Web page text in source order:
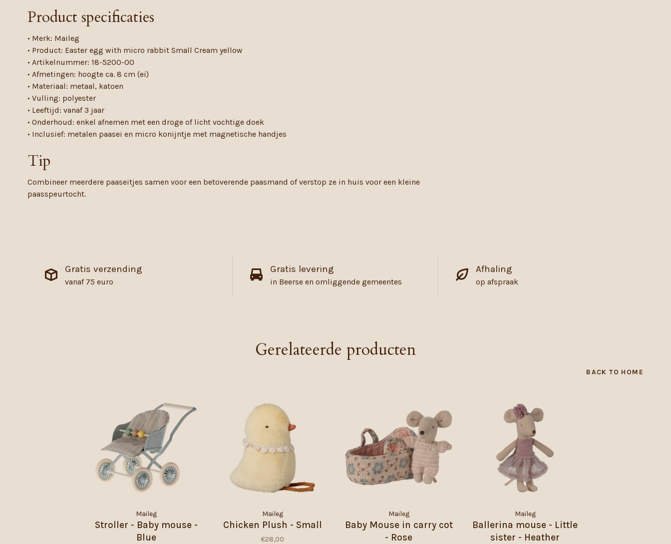
Product specificaties
• Merk: Maileg
• Product: Easter egg with micro rabbit Small Cream yellow
• Artikelnummer: 18-5200-00
• Afmetingen: hoogte ca. 8 cm (ei)
• Materiaal: metaal, katoen
• Vulling: polyester
• Leeftijd: vanaf 3 jaar
• Onderhoud: enkel afnemen met een droge of licht vochtige doek
• Inclusief: metalen paasei en micro konijntje met magnetische handjes
Tip
Combineer meerdere paaseitjes samen voor een betoverende paasmand of verstop ze in huis voor een kleine
paasspeurtocht.
Gratis verzending
vanaf 75 euro
Gratis levering
in Beerse en omliggende gemeentes
Afhaling
op afspraak
Gerelateerde producten
BACK TO HOME
Maileg
Stroller - Baby mouse -
Blue
Maileg
Chicken Plush - Small
€28,00
Maileg
Baby Mouse in carry cot
- Rose
Maileg
Ballerina mouse - Little
sister - Heather